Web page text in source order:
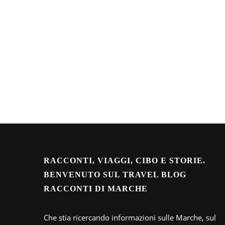
RACCONTI, VIAGGI, CIBO E STORIE.
BENVENUTO SUL TRAVEL BLOG
RACCONTI DI MARCHE
Che stia ricercando informazioni sulle Marche, sul